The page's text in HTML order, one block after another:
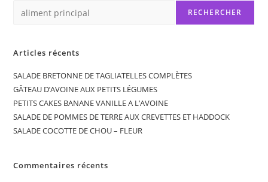
RECHERCHER
Articles récents
SALADE BRETONNE DE TAGLIATELLES COMPLÈTES
GÂTEAU D’AVOINE AUX PETITS LÉGUMES
PETITS CAKES BANANE VANILLE A L’AVOINE
SALADE DE POMMES DE TERRE AUX CREVETTES ET HADDOCK
SALADE COCOTTE DE CHOU – FLEUR
Commentaires récents